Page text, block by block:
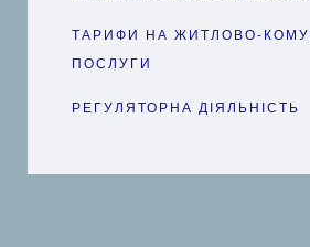
ТАРИФИ НА ЖИТЛОВО-
ПОСЛУГИ
РЕГУЛЯТОРНА ДІЯЛЬНІСТЬ